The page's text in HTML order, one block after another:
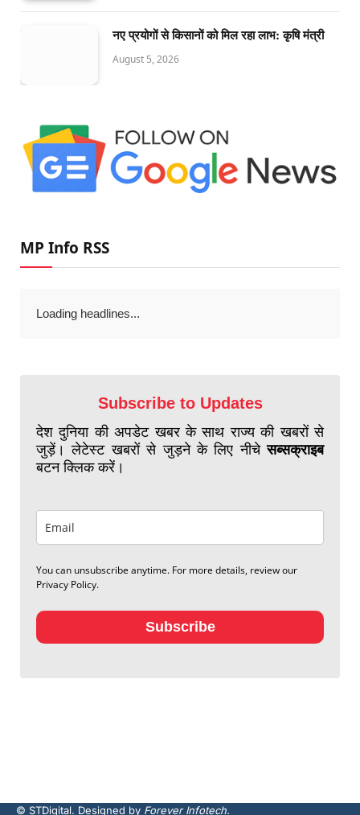
नए प्रयोगों से किसानों को मिल रहा लाभ: कृषि मंत्री
August 5, 2026
MP Info RSS
Loading headlines...
Subscribe to Updates
देश दुनिया की अपडेट खबर के साथ राज्य की खबरों से
जुड़ें। लेटेस्ट खबरों से जुड़ने के लिए नीचेसब्सक्राइब
बटन क्लिक करें।
You can unsubscribe anytime. For more details, review our
Privacy Policy.
Subscribe
© STDigital. Designed by Forever Infotech.